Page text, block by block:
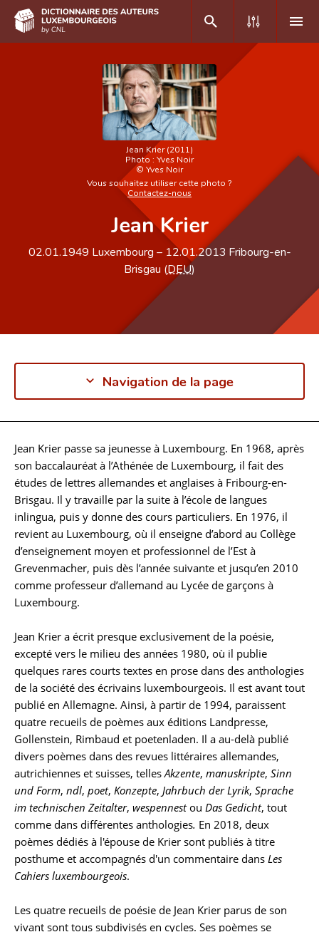
Recherche avancée
Foire aux questions
CNL
Jean Krier (2011)
Photo : Yves Noir
© Yves Noir
Vous souhaitez utiliser cette photo ?
Contactez-nous
Jean Krier
02.01.1949 Luxembourg – 12.01.2013 Fribourg-en-
Brisgau (DEU)
Navigation de la page
Biographie
Jean Krier passe sa jeunesse à Luxembourg. En 1968, après
son baccalauréat à l’Athénée de Luxembourg, il fait des
études de lettres allemandes et anglaises à Fribourg-en-
Brisgau. Il y travaille par la suite à l’école de langues
inlingua, puis y donne des cours particuliers. En 1976, il
revient au Luxembourg, où il enseigne d’abord au Collège
d’enseignement moyen et professionnel de l’Est à
Grevenmacher, puis dès l’année suivante et jusqu’en 2010
comme professeur d’allemand au Lycée de garçons à
Luxembourg.
Jean Krier a écrit presque exclusivement de la poésie,
excepté vers le milieu des années 1980, où il publie
quelques rares courts textes en prose dans des anthologies
de la société des écrivains luxembourgeois. Il est avant tout
publié en Allemagne. Ainsi, à partir de 1994, paraissent
quatre recueils de poèmes aux éditions Landpresse,
Gollenstein, Rimbaud et poetenladen. Il a au-delà publié
divers poèmes dans des revues littéraires allemandes,
autrichiennes et suisses, tellesAkzente, manuskripte, Sinn
und Form, ndl, poet, Konzepte, Jahrbuch der Lyrik, Sprache
im technischen Zeitalter, wespennestou Das Gedicht, tout
comme dans différentes anthologies. En 2018, deux
poèmes dédiés à l'épouse de Krier sont publiés à titre
posthume et accompagnés d'un commentaire dans Les
Cahiers luxembourgeois.
Les quatre recueils de poésie de Jean Krier parus de son
vivant sont tous subdivisés en cycles. Ses poèmes se